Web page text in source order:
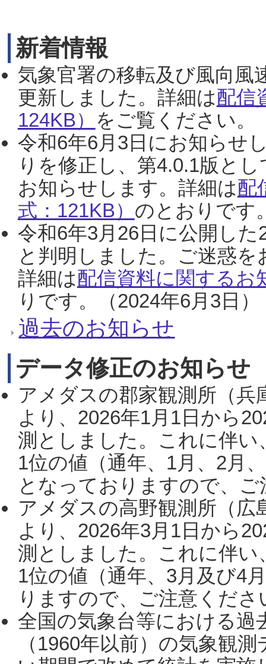
新着情報
気象官署の移転及び風向風
更新しました。詳細は配信
124KB） をご覧ください。
令和6年6月3日にお知らせ
りを修正し、第4.0.1版と
お知らせします。詳細は配
式：121KB） のとおりです
令和6年3月26日に公開し
と判明しました。ご迷惑
詳細は配信資料に関するお
りです。（2024年6月3日）
過去のお知らせ
データ修正のお知らせ
アメダスの郡家観測所（
より、2026年1月1日から
測としました。これに伴い
1位の値（通年、1月、2月
となっておりますので、
アメダスの高野観測所（
より、2026年3月1日から
測としました。これに伴い
1位の値（通年、3月及び4
りますので、ご注意くだ
全国の気象台等における過
（1960年以前）の気象観